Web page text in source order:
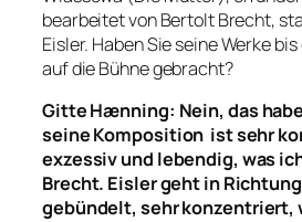
bearbeitet von Bertolt Brecht,
Eisler. Haben Sie seine Werke
auf die Bühne gebracht?
Gitte Hænning: Nein, das
seine Komposition ist sehr
exzessiv und lebendig, was
Brecht. Eisler geht in
gebündelt, sehr konzentriert,